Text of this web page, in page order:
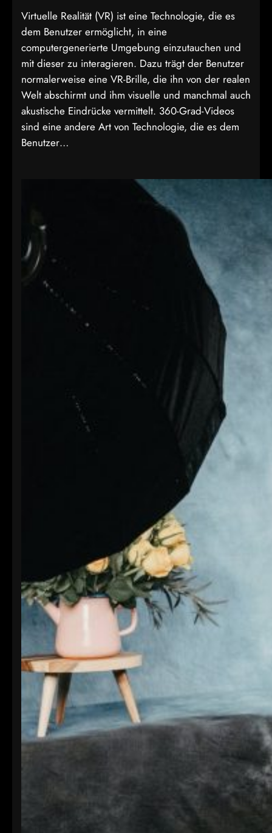
Virtuelle Realität (VR) ist eine Technologie, die es
dem Benutzer ermöglicht, in eine
computergenerierte Umgebung einzutauchen und
mit dieser zu interagieren. Dazu trägt der Benutzer
normalerweise eine VR-Brille, die ihn von der realen
Welt abschirmt und ihm visuelle und manchmal auch
akustische Eindrücke vermittelt. 360-Grad-Videos
sind eine andere Art von Technologie, die es dem
Benutzer…